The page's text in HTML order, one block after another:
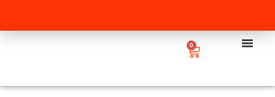
0